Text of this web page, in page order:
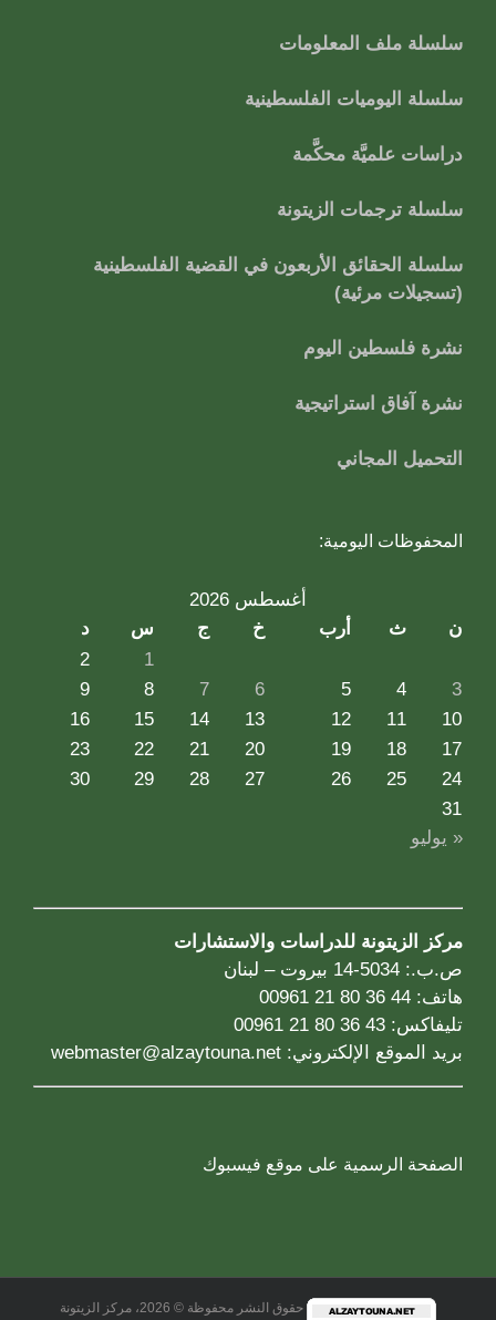
سلسلة ملف المعلومات
سلسلة اليوميات الفلسطينية
دراسات علميَّة محكَّمة
سلسلة ترجمات الزيتونة
سلسلة الحقائق الأربعون في القضية الفلسطينية
(تسجيلات مرئية)
نشرة فلسطين اليوم
نشرة آفاق استراتيجية
التحميل المجاني
المحفوظات اليومية:
أغسطس 2026
ن
ث أرب خ ج س
د
1
2
3
4
5
6
7
8
9
10
11
12
13
14
15
16
17
18
19
20
21
22
23
24
25
26
27
28
29
30
31
« يوليو
مركز الزيتونة للدراسات والاستشارات
ص.ب.: 5034-14 بيروت – لبنان
هاتف: 44 36 80 21 00961
تليفاكس: 43 36 80 21 00961
بريد الموقع الإلكتروني: webmaster@alzaytouna.net
الصفحة الرسمية على موقع فيسبوك
حقوق النشر محفوظة © 2026، مركز الزيتونة